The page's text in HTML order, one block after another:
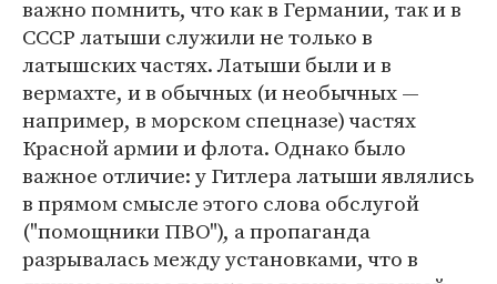
важно помнить, что как в Германии, так и в
СССР латыши служили не только в
латышских частях. Латыши были и в
вермахте, и в обычных (и необычных —
например, в морском спецназе) частях
Красной армии и флота. Однако было
важное отличие: у Гитлера латыши являлись
в прямом смысле этого слова обслугой
("помощники ПВО"), а пропаганда
разрывалась между установками, что в